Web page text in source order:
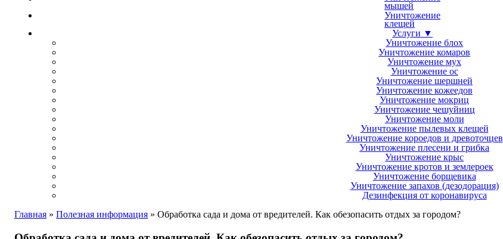
мышей
Уничтожение
клещей
Услуги ▼
Уничтожение блох
Уничтожение комаров
Уничтожение мух
Уничтожение ос
Уничтожение шершней
Уничтожение кожеедов
Уничтожение мокриц
Уничтожение чешуйниц
Уничтожение моли
Уничтожение пылевых клещей
Уничтожение короедов и древоточцев
Уничтожение плесени и грибка
Уничтожение крыс
Уничтожение кротов и землероек
Уничтожение борщевика
Уничтожение запахов (дезодорация)
Дезинфекция от коронавируса
Главная » Полезная информация » Обработка сада и дома от вредителей. Как обезопасить отдых за городом?